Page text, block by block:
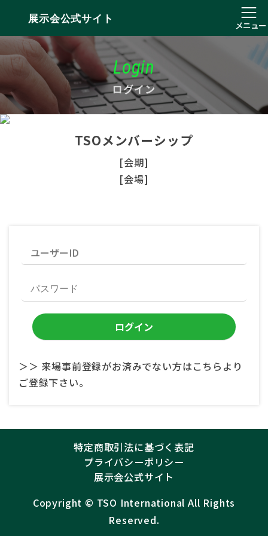
展示会公式サイト
メニュー
Login
ログイン
TSOメンバーシップ
[会期]
[会場]
＞＞ 来場事前登録がお済みでない方はこちらより
ご登録下さい。
特定商取引法に基づく表記
プライバシーポリシー
展示会公式サイト
Copyright ©︎ TSO International All Rights
Reserved.